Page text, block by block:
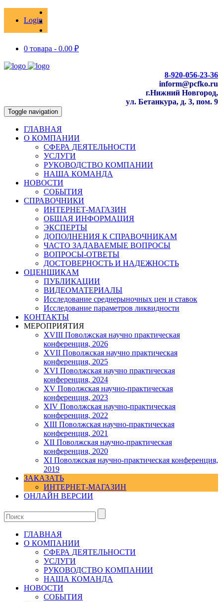
Login
0 товара - 0.00 ₽
8-920-056-23-36
inform@pcfko.ru
г.Нижний Новгород,
ул. Бетанкура, д. 3, пом. 9
Toggle navigation
ГЛАВНАЯ
О КОМПАНИИ
СФЕРА ДЕЯТЕЛЬНОСТИ
УСЛУГИ
РУКОВОДСТВО КОМПАНИИ
НАША КОМАНДА
НОВОСТИ
СОБЫТИЯ
СПРАВОЧНИКИ
ИНТЕРНЕТ-МАГАЗИН
ОБЩАЯ ИНФОРМАЦИЯ
ЭКСПЕРТЫ
ДОПОЛНЕНИЯ К СПРАВОЧНИКАМ
ЧАСТО ЗАДАВАЕМЫЕ ВОПРОСЫ
ВОПРОСЫ-ОТВЕТЫ
ДОСТОВЕРНОСТЬ И НАДЕЖНОСТЬ
ОЦЕНЩИКАМ
ПУБЛИКАЦИИ
ВИДЕОМАТЕРИАЛЫ
Исследование среднерыночных цен и ставок
Исследование параметров ликвидности
КОНТАКТЫ
МЕРОПРИЯТИЯ
XVIII Поволжская научно практическая
конференция, 2026
XVII Поволжская научно практическая
конференция, 2025
XVI Поволжская научно практическая
конференция, 2024
ХV Поволжская научно-практическая
конференция, 2023
ХIV Поволжская научно-практическая
конференция, 2022
ХIII Поволжская научно-практическая
конференция, 2021
ХII Поволжская научно-практическая
конференция, 2020
XI Поволжская научно-практическая конференция,
2019
ЗАКАЗАТЬ
ИНТЕРНЕТ-МАГАЗИН
ОНЛАЙН ВЕРСИИ
ГЛАВНАЯ
О КОМПАНИИ
СФЕРА ДЕЯТЕЛЬНОСТИ
УСЛУГИ
РУКОВОДСТВО КОМПАНИИ
НАША КОМАНДА
НОВОСТИ
СОБЫТИЯ